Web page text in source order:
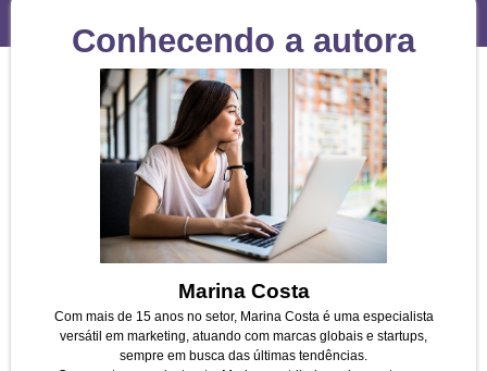
Conhecendo a autora
Marina Costa
Com mais de 15 anos no setor, Marina Costa é uma especialista
versátil em marketing, atuando com marcas globais e startups,
sempre em busca das últimas tendências.